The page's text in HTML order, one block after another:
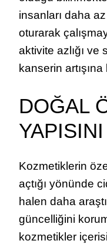
insanları daha
oturarak
aktivite azlığı ve
kanserin
DOĞAL
Kozmetiklerin
açtığı yönünde
halen daha
güncelliğini
kozmetikler